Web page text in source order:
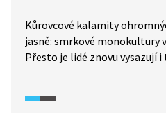
Kůrovcové kalamity
jasně: smrkové monokultury
Přesto je lidé znovu vysazují
porosty. Vytlačují tak z